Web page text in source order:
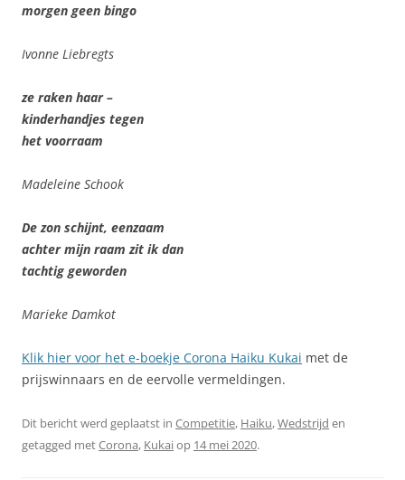
morgen geen bingo
Ivonne Liebregts
ze raken haar –
kinderhandjes tegen
het voorraam
Madeleine Schook
De zon schijnt, eenzaam
achter mijn raam zit ik dan
tachtig geworden
Marieke Damkot
Klik hier voor het e-boekje Corona Haiku Kukai met de
prijswinnaars en de eervolle vermeldingen.
Dit bericht werd geplaatst in Competitie, Haiku,Wedstrijd en
getagged metCorona, Kukaiop 14 mei 2020.